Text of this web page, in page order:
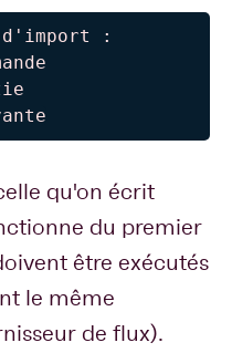
d'import :
qu'on écrit
du premier
être exécutés
le même
de flux).